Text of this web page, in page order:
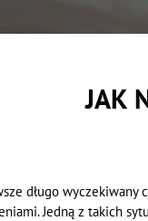
JAK
długo wyczekiwany
Jedną z takich